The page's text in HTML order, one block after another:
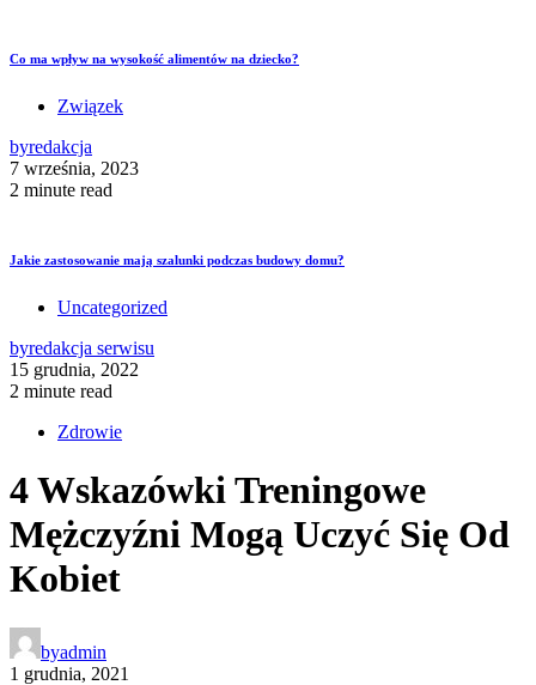
Co ma wpływ na wysokość alimentów na dziecko?
Związek
byredakcja
7 września, 2023
2 minute read
Jakie zastosowanie mają szalunki podczas budowy domu?
Uncategorized
byredakcja serwisu
15 grudnia, 2022
2 minute read
Zdrowie
4 Wskazówki Treningowe
Mężczyźni Mogą Uczyć Się Od
Kobiet
byadmin
1 grudnia, 2021